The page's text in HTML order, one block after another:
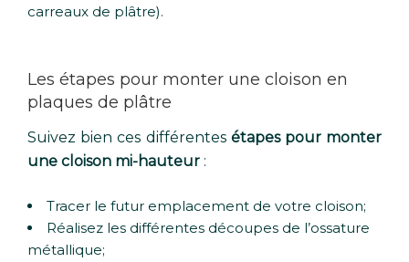
carreaux de plâtre).
Les étapes pour monter une cloison en
plaques de plâtre
Suivez bien ces différentes étapes pour monter
une cloison mi-hauteur :
Tracer le futur emplacement de votre cloison;
Réalisez les différentes découpes de l’ossature
métallique;